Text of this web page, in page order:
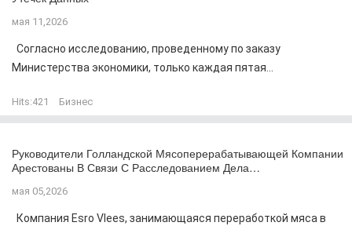
мая 11,2026
Согласно исследованию, проведенному по заказу
Министерства экономики, только каждая пятая...
Hits:421 Бизнес
Руководители Голландской Мясоперерабатывающей Компании
Арестованы В Связи С Расследованием Дела…
мая 05,2026
Компания Esro Vlees, занимающаяся переработкой мяса в